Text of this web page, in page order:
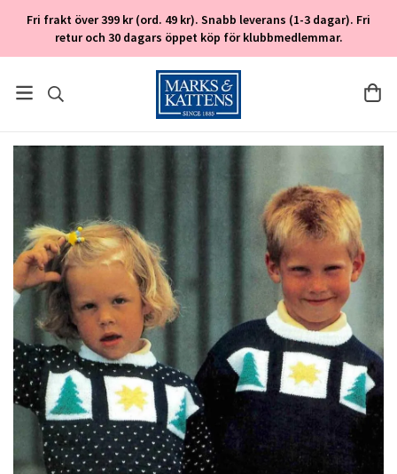
Fri frakt över 399 kr (ord. 49 kr). Snabb leverans (1-3 dagar). Fri
retur och 30 dagars öppet köp för klubbmedlemmar.